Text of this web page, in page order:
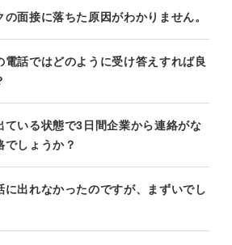
の面接に落ちた原因がわかりません。
電話ではどのように受け答えすれば良
ている状態で3日間企業から連絡がな
でしょうか？
に出れなかったのですが、まずいでし